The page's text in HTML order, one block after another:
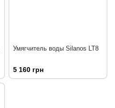
Умягчитель воды Silanos LT8
5 160 грн